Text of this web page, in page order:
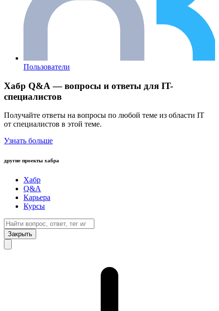
Пользователи
Хабр Q&A — вопросы и ответы для IT-
специалистов
Получайте ответы на вопросы по любой теме из области IT
от специалистов в этой теме.
Узнать больше
другие проекты хабра
Хабр
Q&A
Карьера
Курсы
Закрыть